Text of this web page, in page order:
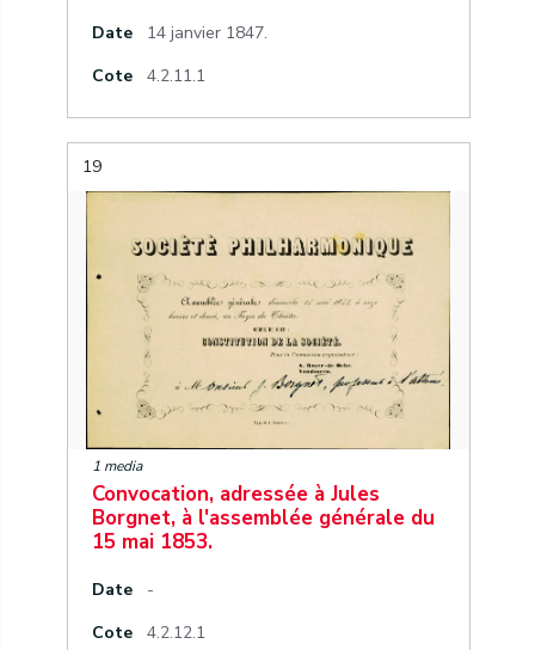
Date
14 janvier 1847.
Cote
4.2.11.1
19
1 media
Convocation, adressée à Jules
Borgnet, à l'assemblée générale du
15 mai 1853.
Date
-
Cote
4.2.12.1